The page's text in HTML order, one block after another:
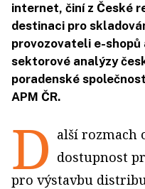
internet, činí z České
destinaci pro
provozovateli e-
sektorové analýzy
poradenské
APM ČR.
D alší rozmach
dostupnost
pro výstavbu